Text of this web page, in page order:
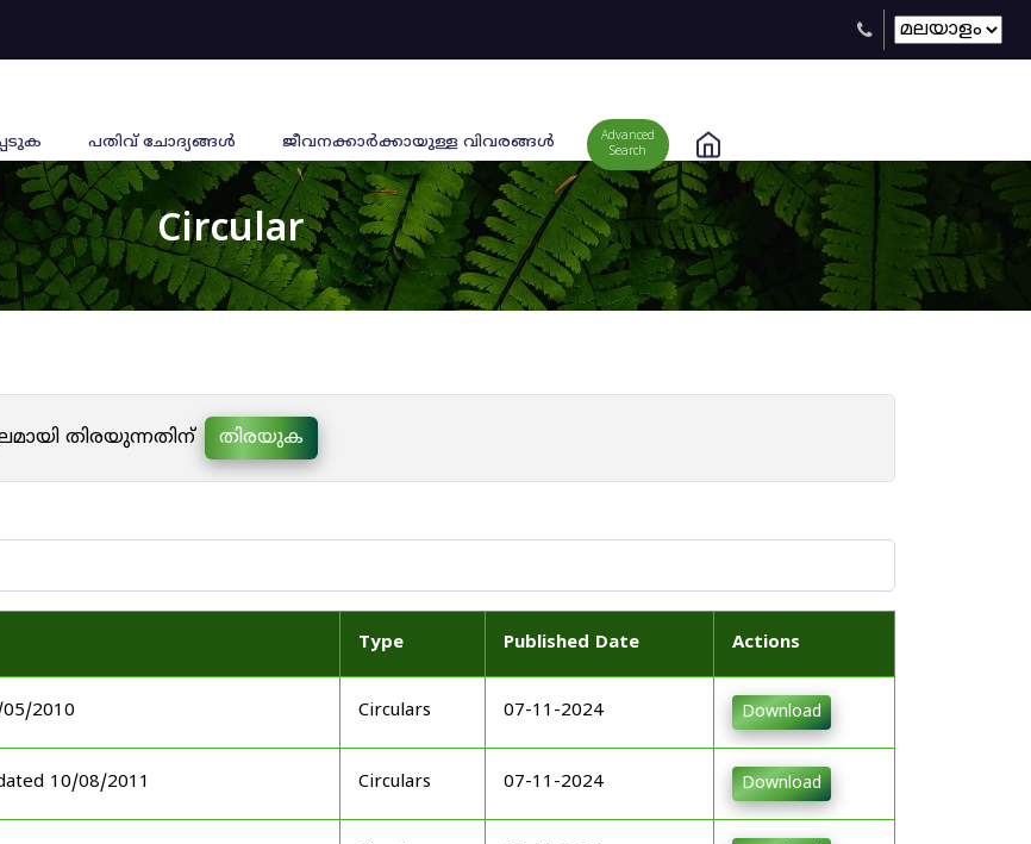
പതിവ് ചോദ്യങ്ങൾ ജീവനക്കാര്‍ക്കായുള്ള വിവരങ്ങള്‍
Advanced
Search
Circular
തിരയുന്നതിന് തിരയുക
Type Published Date Actions
2010 Circulars 07-11-2024 Download
10/08/2011 Circulars 07-11-2024 Download